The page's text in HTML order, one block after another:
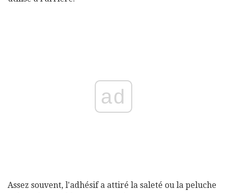
ad
Assez souvent, l'adhésif a attiré la saleté ou la peluche